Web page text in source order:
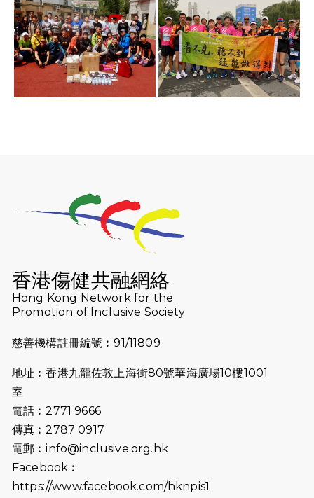
香港傷健共融網絡
Hong Kong Network for the
Promotion of Inclusive Society
慈善機構註冊編號︰91/11809
地址︰香港九龍佐敦上海街80號華海廣場10樓1001
室
電話︰2771 9666
傳真︰2787 0917
電郵︰info@inclusive.org.hk
Facebook︰
https://www.facebook.com/hknpis1